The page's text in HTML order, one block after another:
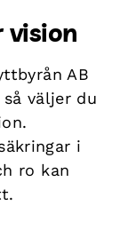
vision
AB
väljer du
i
ro kan